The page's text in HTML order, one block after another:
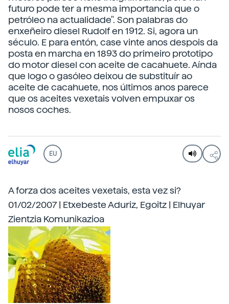
futuro pode ter a mesma importancia que o
petróleo na actualidade". Son palabras do
enxeñeiro diesel Rudolf en 1912. Si, agora un
século. E para entón, case vinte anos despois da
posta en marcha en 1893 do primeiro prototipo
do motor diesel con aceite de cacahuete. Aínda
que logo o gasóleo deixou de substituír ao
aceite de cacahuete, nos últimos anos parece
que os aceites vexetais volven empuxar os
nosos coches.
EU
A forza dos aceites vexetais, esta vez si?
01/02/2007 | Etxebeste Aduriz, Egoitz | Elhuyar
Zientzia Komunikazioa